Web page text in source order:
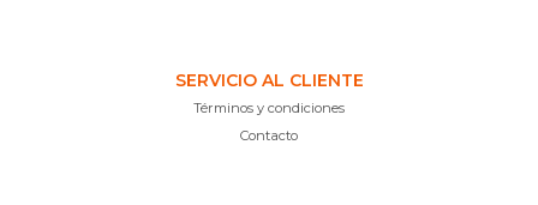
SERVICIO AL CLIENTE
Términos y condiciones
Contacto